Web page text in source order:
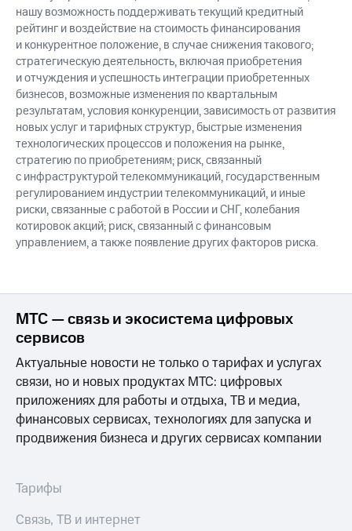
нашу возможность поддерживать текущий кредитный
рейтинг и воздействие на стоимость финансирования
и конкурентное положение, в случае снижения такового;
стратегическую деятельность, включая приобретения
и отчуждения и успешность интеграции приобретенных
бизнесов, возможные изменения по квартальным
результатам, условия конкуренции, зависимость от развития
новых услуг и тарифных структур, быстрые изменения
технологических процессов и положения на рынке,
стратегию по приобретениям; риск, связанный
с инфраструктурой телекоммуникаций, государственным
регулированием индустрии телекоммуникаций, и иные
риски, связанные с работой в России и СНГ, колебания
котировок акций; риск, связанный с финансовым
управлением, а также появление других факторов риска.
МТС — связь и экосистема цифровых
сервисов
Актуальные новости не только о тарифах и услугах
связи, но и новых продуктах МТС: цифровых
приложениях для работы и отдыха, ТВ и медиа,
финансовых сервисах, технологиях для запуска и
продвижения бизнеса и других сервисах компании
Тарифы
Связь, ТВ и интернет